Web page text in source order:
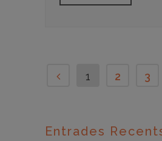
1 2 3
Entrades